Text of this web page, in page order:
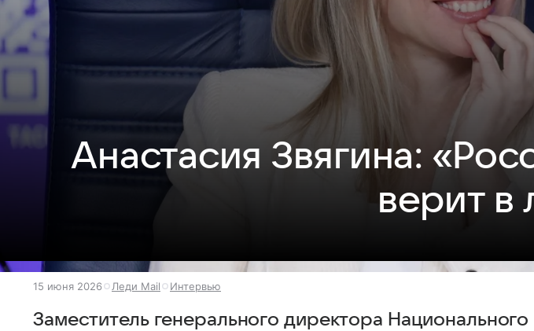
Анастасия Звягина:
верит в
15 июня 2026 Леди Mail Интервью
Заместитель генерального директора